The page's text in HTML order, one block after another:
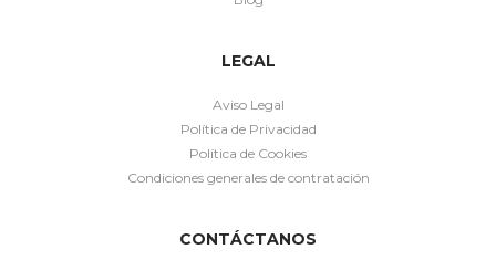
LEGAL
Aviso Legal
Política de Privacidad
Política de Cookies
Condiciones generales de contratación
CONTÁCTANOS